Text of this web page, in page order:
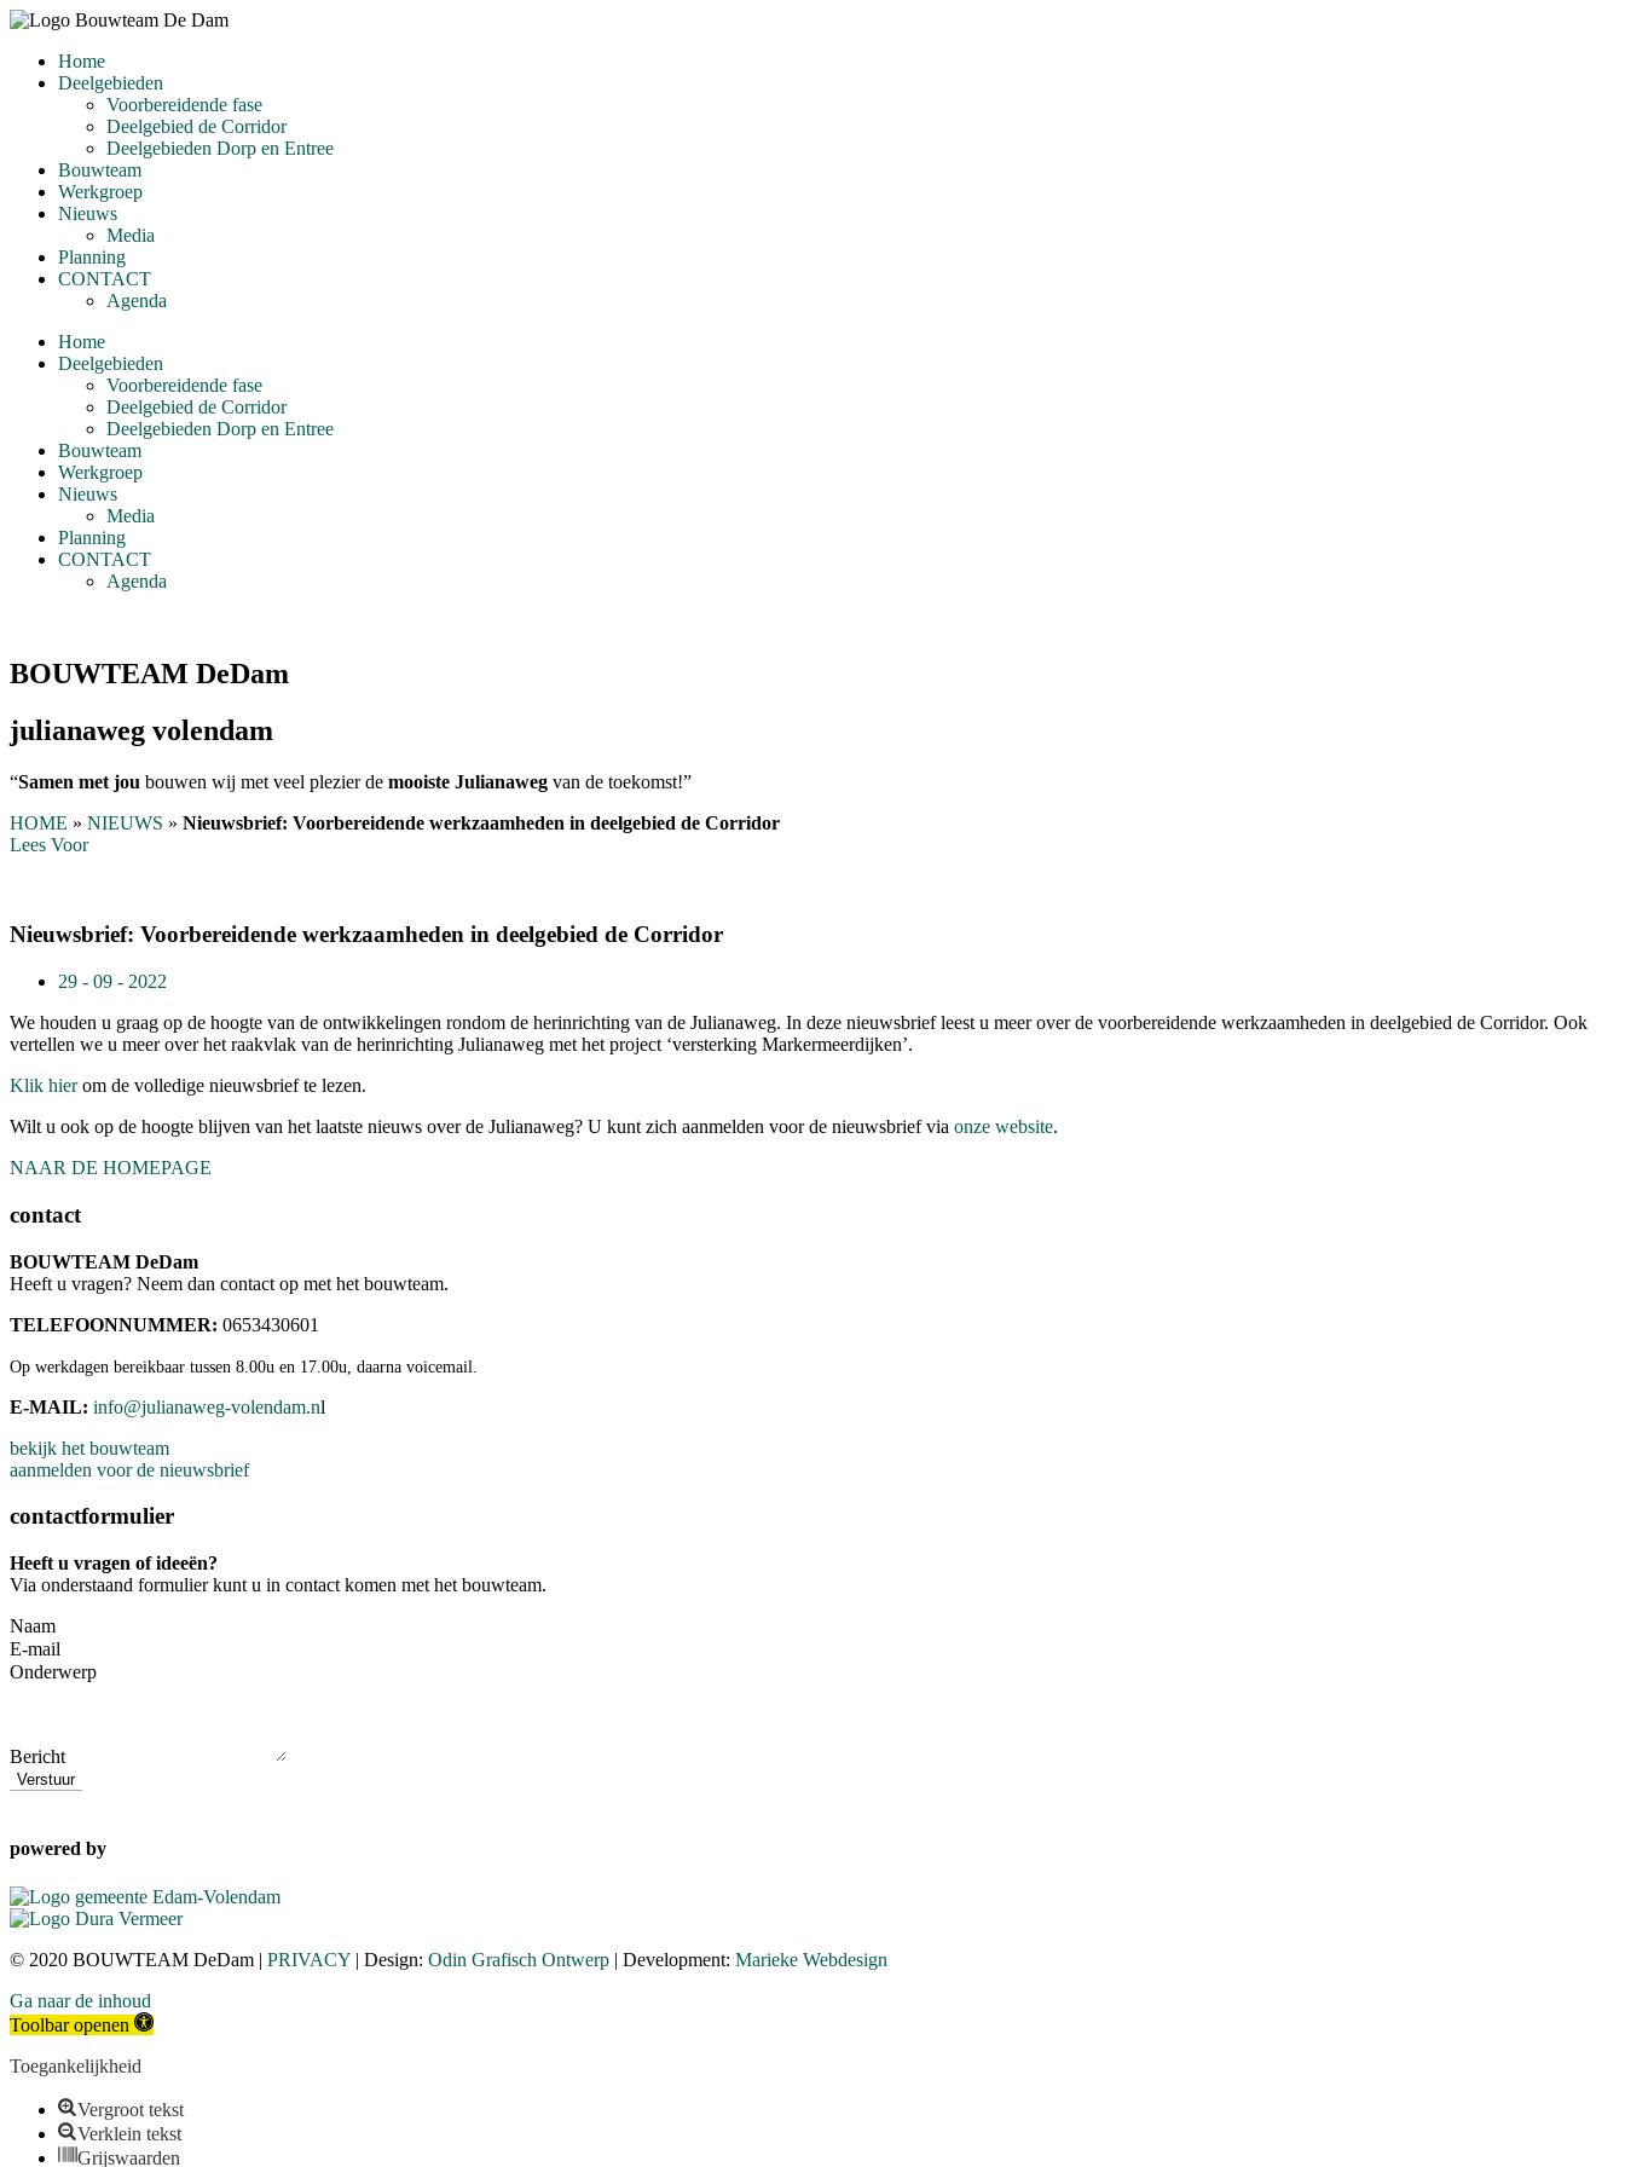
Ga
inhoud
Home
Deelgebieden
Voorbereidende fase
Deelgebied de Corridor
Deelgebieden Dorp en Entree
Bouwteam
Werkgroep
Nieuws
Media
Planning
CONTACT
Agenda
Home
Deelgebieden
Voorbereidende fase
Deelgebied de Corridor
Deelgebieden Dorp en Entree
Bouwteam
Werkgroep
Nieuws
Media
Planning
CONTACT
Agenda
BOUWTEAM DeDam
julianaweg volendam
“Samen met jou bouwen wij met veel plezier de mooiste Julianaweg van de toekomst!”
HOME » NIEUWS » Nieuwsbrief: Voorbereidende werkzaamheden in deelgebied de Corridor
Lees Voor
Nieuwsbrief: Voorbereidende werkzaamheden in deelgebied de Corridor
29 - 09 - 2022
We houden u graag op de hoogte van de ontwikkelingen rondom de herinrichting van de Julianaweg. In deze nieuwsbrief leest u meer over de voorbereidende werkzaamheden in deelgebied de Corridor. Ook
vertellen we u meer over het raakvlak van de herinrichting Julianaweg met het project ‘versterking Markermeerdijken’.
Klik hierom de volledige nieuwsbrief te lezen.
Wilt u ook op de hoogte blijven van het laatste nieuws over de Julianaweg? U kunt zich aanmelden voor de nieuwsbrief via onze website.
NAAR DE HOMEPAGE
contact
BOUWTEAM DeDam
Heeft u vragen? Neem dan contact op met het bouwteam.
TELEFOONNUMMER: 0653430601
Op werkdagen bereikbaar tussen 8.00u en 17.00u, daarna voicemail.
E-MAIL: info@julianaweg-volendam.nl
bekijk het bouwteam
aanmelden voor de nieuwsbrief
contactformulier
Heeft u vragen of ideeën?
Via onderstaand formulier kunt u in contact komen met het bouwteam.
Naam
E-mail
Onderwerp
Bericht
Verstuur
powered by
© 2020 BOUWTEAM DeDam | PRIVACY | Design: Odin Grafisch Ontwerp | Development: Marieke Webdesign
Ga naar de inhoud
Toolbar openen
Toegankelijkheid
Vergroot tekst
Verklein tekst
Grijswaarden